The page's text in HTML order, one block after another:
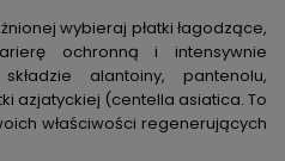
wybieraj płatki łagodzące,
ochronną i intensywnie
alantoiny, pantenolu,
azjatyckiej (centella asiatica. To
właściwości regenerujących